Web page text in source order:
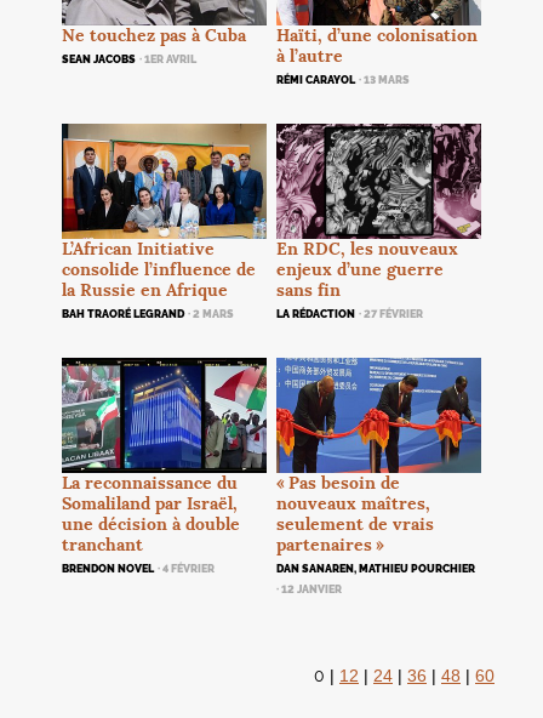
Ne touchez pas à Cuba
SEAN JACOBS · 1ER AVRIL
Haïti, d’une colonisation
à l’autre
RÉMI CARAYOL · 13 MARS
L’African Initiative
consolide l’influence de
la Russie en Afrique
BAH TRAORÉ LEGRAND · 2 MARS
EnRDC, les nouveaux
enjeux d’une guerre
sans fin
LA RÉDACTION · 27 FÉVRIER
La reconnaissance du
Somaliland par Israël,
une décision à double
tranchant
BRENDON NOVEL · 4 FÉVRIER
«Pas besoin de
nouveaux maîtres,
seulement de vrais
partenaires»
DAN SANAREN, MATHIEU POURCHIER
· 12 JANVIER
0 12 24 36 48 60